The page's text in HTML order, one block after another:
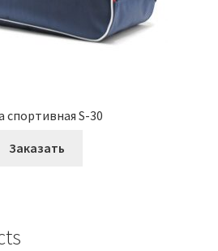
спортивная S-30
Заказать